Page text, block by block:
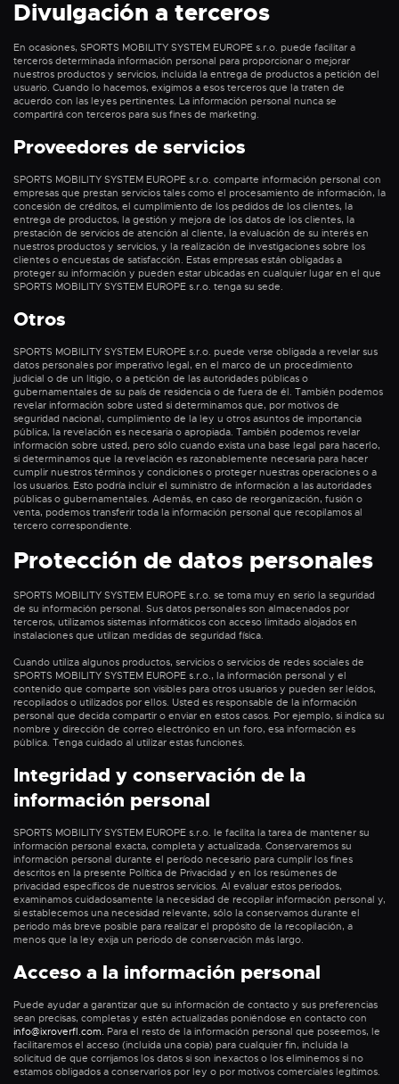
Divulgación a terceros
En ocasiones, SPORTS MOBILITY SYSTEM EUROPE s.r.o. puede facilitar a
terceros determinada información personal para proporcionar o mejorar
nuestros productos y servicios, incluida la entrega de productos a petición del
usuario. Cuando lo hacemos, exigimos a esos terceros que la traten de
acuerdo con las leyes pertinentes. La información personal nunca se
compartirá con terceros para sus fines de marketing.
Proveedores de servicios
SPORTS MOBILITY SYSTEM EUROPE s.r.o. comparte información personal con
empresas que prestan servicios tales como el procesamiento de información, la
concesión de créditos, el cumplimiento de los pedidos de los clientes, la
entrega de productos, la gestión y mejora de los datos de los clientes, la
prestación de servicios de atención al cliente, la evaluación de su interés en
nuestros productos y servicios, y la realización de investigaciones sobre los
clientes o encuestas de satisfacción. Estas empresas están obligadas a
proteger su información y pueden estar ubicadas en cualquier lugar en el que
SPORTS MOBILITY SYSTEM EUROPE s.r.o. tenga su sede.
Otros
SPORTS MOBILITY SYSTEM EUROPE s.r.o. puede verse obligada a revelar sus
datos personales por imperativo legal, en el marco de un procedimiento
judicial o de un litigio, o a petición de las autoridades públicas o
gubernamentales de su país de residencia o de fuera de él. También podemos
revelar información sobre usted si determinamos que, por motivos de
seguridad nacional, cumplimiento de la ley u otros asuntos de importancia
pública, la revelación es necesaria o apropiada. También podemos revelar
información sobre usted, pero sólo cuando exista una base legal para hacerlo,
si determinamos que la revelación es razonablemente necesaria para hacer
cumplir nuestros términos y condiciones o proteger nuestras operaciones o a
los usuarios. Esto podría incluir el suministro de información a las autoridades
públicas o gubernamentales. Además, en caso de reorganización, fusión o
venta, podemos transferir toda la información personal que recopilamos al
tercero correspondiente.
Protección de datos personales
SPORTS MOBILITY SYSTEM EUROPE s.r.o. se toma muy en serio la seguridad
de su información personal. Sus datos personales son almacenados por
terceros, utilizamos sistemas informáticos con acceso limitado alojados en
instalaciones que utilizan medidas de seguridad física.
Cuando utiliza algunos productos, servicios o servicios de redes sociales de
SPORTS MOBILITY SYSTEM EUROPE s.r.o., la información personal y el
contenido que comparte son visibles para otros usuarios y pueden ser leídos,
recopilados o utilizados por ellos. Usted es responsable de la información
personal que decida compartir o enviar en estos casos. Por ejemplo, si indica su
nombre y dirección de correo electrónico en un foro, esa información es
pública. Tenga cuidado al utilizar estas funciones.
Integridad y conservación de la
información personal
SPORTS MOBILITY SYSTEM EUROPE s.r.o. le facilita la tarea de mantener su
información personal exacta, completa y actualizada. Conservaremos su
información personal durante el período necesario para cumplir los fines
descritos en la presente Política de Privacidad y en los resúmenes de
privacidad específicos de nuestros servicios. Al evaluar estos periodos,
examinamos cuidadosamente la necesidad de recopilar información personal y,
si establecemos una necesidad relevante, sólo la conservamos durante el
periodo más breve posible para realizar el propósito de la recopilación, a
menos que la ley exija un periodo de conservación más largo.
Acceso a la información personal
Puede ayudar a garantizar que su información de contacto y sus preferencias
sean precisas, completas y estén actualizadas poniéndose en contacto con
info@ixroverfl.com. Para el resto de la información personal que poseemos, le
facilitaremos el acceso (incluida una copia) para cualquier fin, incluida la
solicitud de que corrijamos los datos si son inexactos o los eliminemos si no
estamos obligados a conservarlos por ley o por motivos comerciales legítimos.